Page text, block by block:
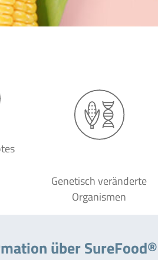
Genetisch veränderte
Organismen
über SureFood®